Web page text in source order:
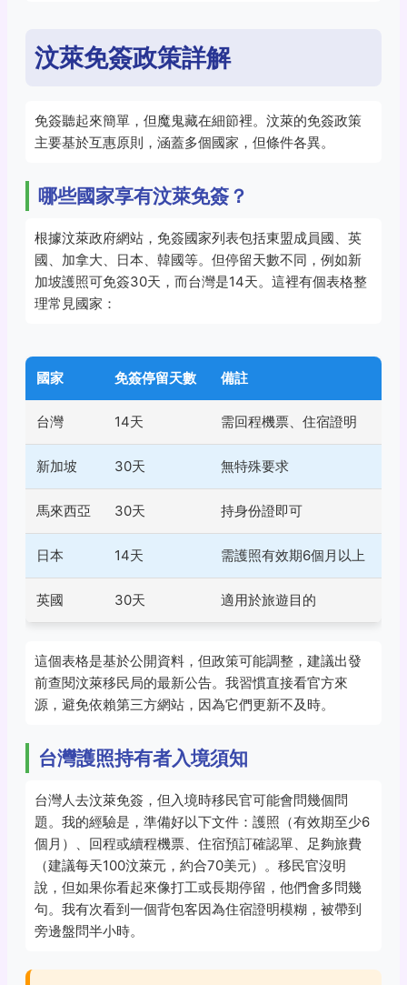
汶萊免簽政策詳解
免簽聽起來簡單，但魔鬼藏在細節裡。汶萊的免簽政策
主要基於互惠原則，涵蓋多個國家，但條件各異。
哪些國家享有汶萊免簽？
根據汶萊政府網站，免簽國家列表包括東盟成員國、英
國、加拿大、日本、韓國等。但停留天數不同，例如新
加坡護照可免簽30天，而台灣是14天。這裡有個表格整
理常見國家：
國家 免簽停留天數 備註
台灣 14天 需回程機票、住宿證明
新加坡 30天 無特殊要求
馬來西亞 30天 持身份證即可
日本 14天 需護照有效期6個月以上
英國 30天 適用於旅遊目的
這個表格是基於公開資料，但政策可能調整，建議出發
前查閱汶萊移民局的最新公告。我習慣直接看官方來
源，避免依賴第三方網站，因為它們更新不及時。
台灣護照持有者入境須知
台灣人去汶萊免簽，但入境時移民官可能會問幾個問
題。我的經驗是，準備好以下文件：護照（有效期至少6
個月）、回程或續程機票、住宿預訂確認單、足夠旅費
（建議每天100汶萊元，約合70美元）。移民官沒明
說，但如果你看起來像打工或長期停留，他們會多問幾
句。我有次看到一個背包客因為住宿證明模糊，被帶到
旁邊盤問半小時。